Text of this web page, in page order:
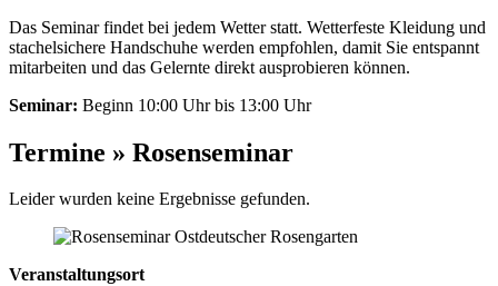
Das Seminar findet bei jedem Wetter statt. Wetterfeste Kleidung und
stachelsichere Handschuhe werden empfohlen, damit Sie entspannt
mitarbeiten und das Gelernte direkt ausprobieren können.
Seminar: Beginn 10:00 Uhr bis 13:00 Uhr
Termine » Rosenseminar
Leider wurden keine Ergebnisse gefunden.
Veranstaltungsort